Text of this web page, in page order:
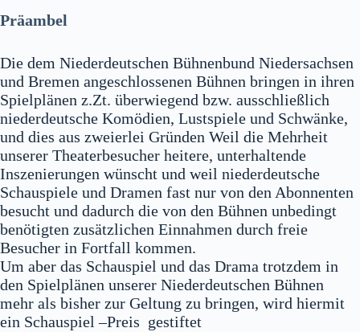
Präambel
Die dem Niederdeutschen Bühnenbund Niedersachsen
und Bremen angeschlossenen Bühnen bringen in ihren
Spielplänen z.Zt. überwiegend bzw. ausschließlich
niederdeutsche Komödien, Lustspiele und Schwänke,
und dies aus zweierlei Gründen Weil die Mehrheit
unserer Theaterbesucher heitere, unterhaltende
Inszenierungen wünscht und weil niederdeutsche
Schauspiele und Dramen fast nur von den Abonnenten
besucht und dadurch die von den Bühnen unbedingt
benötigten zusätzlichen Einnahmen durch freie
Besucher in Fortfall kommen.
Um aber das Schauspiel und das Drama trotzdem in
den Spielplänen unserer Niederdeutschen Bühnen
mehr als bisher zur Geltung zu bringen, wird hiermit
ein Schauspiel –Preis gestiftet